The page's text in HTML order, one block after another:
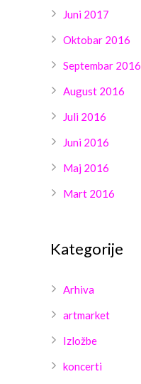
Juni 2017
Oktobar 2016
Septembar 2016
August 2016
Juli 2016
Juni 2016
Maj 2016
Mart 2016
Kategorije
Arhiva
artmarket
Izložbe
koncerti